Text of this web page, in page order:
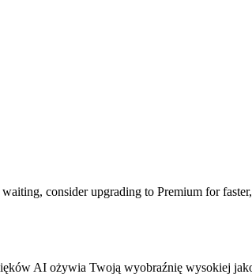
consider upgrading to Premium for
AI ożywia Twoją wyobraźnię wysokiej